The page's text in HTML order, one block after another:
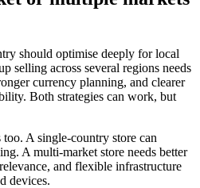
should optimise deeply for local
selling across several regions needs
currency planning, and clearer
Both strategies can work, but
A single-country store can
A multi-market store needs better
and flexible infrastructure
devices.